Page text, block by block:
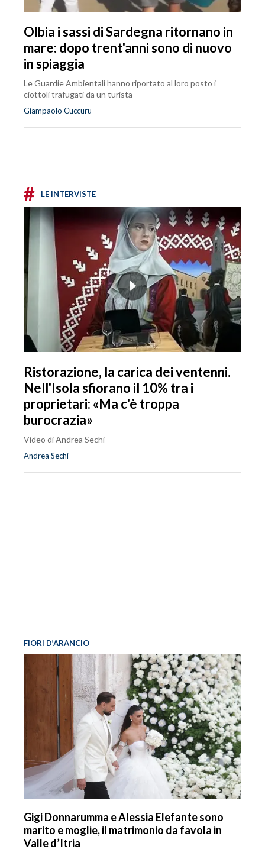
Olbia i sassi di Sardegna ritornano in
mare: dopo trent'anni sono di nuovo
in spiaggia
Le Guardie Ambientali hanno riportato al loro posto i
ciottoli trafugati da un turista
Giampaolo Cuccuru
# LE INTERVISTE
Ristorazione, la carica dei ventenni.
Nell'Isola sfiorano il 10% tra i
proprietari: «Ma c'è troppa
burocrazia»
Video di Andrea Sechi
Andrea Sechi
FIORI D’ARANCIO
Gigi Donnarumma e Alessia Elefante sono
marito e moglie, il matrimonio da favola in
Valle d’Itria